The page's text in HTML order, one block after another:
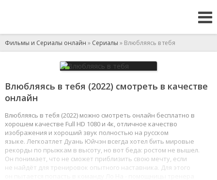
Фильмы и Сериалы онлайн » Сериалы » Влюбляясь в тебя
Влюбляясь в тебя (2022) смотреть в качестве
онлайн
Влюбляясь в тебя (2022) можно смотреть онлайн бесплатно в
хорошем качестве Full HD 1080 и 4к, отличное качество
изображения и хороший звук полностью на русском
языке. Легкоатлет Дуань Юйчэн всегда хотел бить мировые
рекорды по прыжкам в высоту, но вот беда: ростом не вышел.
Он понимает, что не сможет приблизить свою мечту, если
не найдёт для тренировок опытного наставника. Для этого